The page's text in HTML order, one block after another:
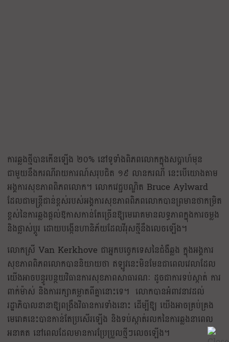
ការឆ្លងថ្មីបានកើនឡើង ២០% នៅទូទាំងពិភពលោកក្នុងសប្តាហ៍មុន
ជាមួយនឹងករណីរាយការណ៍សរុបជិត ១៩ លានករណី នេះបើយោងតាម
អង្គការសុខភាពពិភពលោក។ លោកវេជ្ជបណ្ឌិត Bruce Aylward
ដែលជាមន្ត្រីជាន់ខ្ពស់របស់អង្គការសុខភាពពិភពលោកបានព្រមានថាកម្រិត
ខ្ពស់នៃការឆ្លងផ្តល់ឱកាសកាន់តែច្រើនឱ្យមេរោគមានលទ្ធភាពក្នុងការចម្លង
និងផ្លាស់ប្តូរ ដោយបង្កើនហានិភ័យដែលវីរុសថ្មីនឹងលេចឡើង។
លោកស្រី Van Kerkhove ជាអ្នកបច្ចេកទេសនៃជំងឺឆ្លង ក្នុងអង្គការ
សុខភាពពិភពលោកបាននិយាយថា ឥឡូវនេះមិនមែនជាពេលវេលាដែល
យើងអាចបន្ធូរបន្ថយវិធានការសុខភាពសាធារណៈ ដូចជាការទប់ស្កាត់ ការ
ពាក់ម៉ាស់ និងការរក្សាគម្លាតពីគ្នានោះទេ។ លោកបានអំពាវនាវដល់
រដ្ឋាភិបាលនានាឱ្យពង្រឹងវិធានការទាំងនោះ ដើម្បីឱ្យ យើងអាចគ្រប់គ្រង
មេរោគនេះបានកាន់តែប្រសើរឡើង និងទប់ស្កាត់រលកនៃការឆ្លងនាពេល
អនាគត នៅពេលដែលមានការប្រែប្រួលថ្មីៗលេចឡើង។